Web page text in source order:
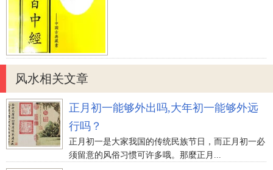
风水相关文章
正月初一能够外出吗,大年初一能够外远
行吗？
正月初一是大家我国的传统民族节日，而正月初一必
须留意的风俗习惯可许多哦。那麼正月...